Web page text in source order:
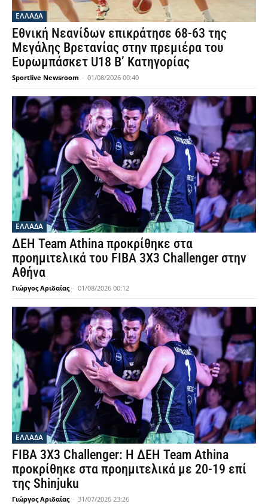
ΕΛΛΑΔΑ
Εθνική Νεανίδων επικράτησε 68-63 της
Μεγάλης Βρετανίας στην πρεμιέρα του
Ευρωμπάσκετ U18 Β’ Κατηγορίας
Sportlive Newsroom - 01/08/2026 00:40
ΕΛΛΑΔΑ
ΔΕΗ Team Athina προκρίθηκε στα
προημιτελικά του FIBA 3X3 Challenger στην
Αθήνα
Γιώργος Αριδαίας - 01/08/2026 00:12
ΕΛΛΑΔΑ
FIBA 3X3 Challenger: Η ΔΕΗ Team Athina
προκρίθηκε στα προημιτελικά με 20-19 επί
της Shinjuku
Γιώργος Αριδαίας - 31/07/2026 23:26